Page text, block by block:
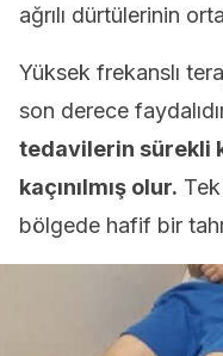
ağrılı dürtülerinin
Yüksek frekanslı
son derece
tedavilerin sürekli
kaçınılmış olur.
bölgede hafif bir